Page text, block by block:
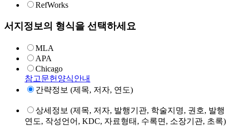
RefWorks
서지정보의 형식을 선택하세요
MLA
APA
Chicago
참고문헌양식안내
간략정보 (제목, 저자, 연도)
상세정보 (제목, 저자, 발행기관, 학술지명, 권호, 발행
연도, 작성언어, KDC, 자료형태, 수록면, 소장기관, 초록)